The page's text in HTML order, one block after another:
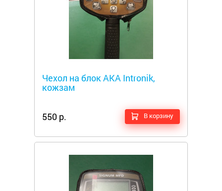
Чехол на блок АКА Intronik,
кожзам
550 р. В корзину